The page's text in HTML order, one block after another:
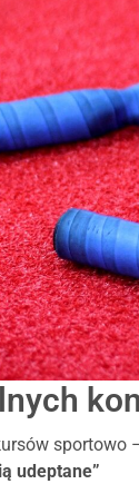
sportowo
udeptane”